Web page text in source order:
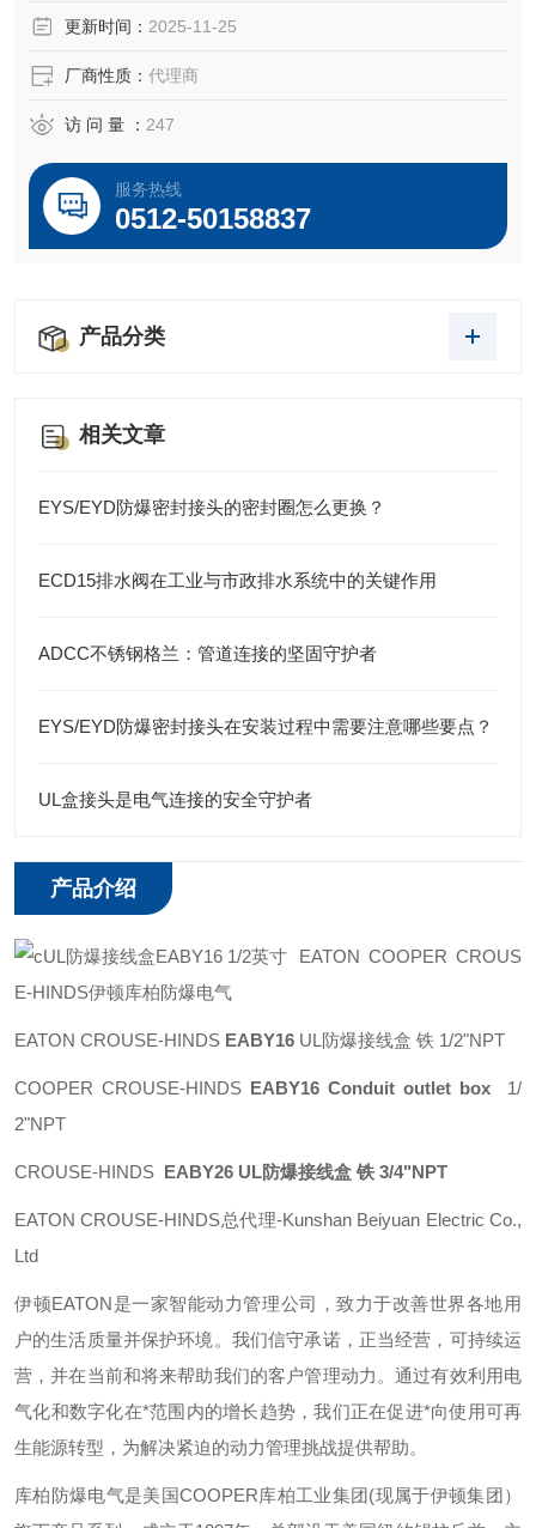
更新时间： 2025-11-25
厂商性质： 代理商
访 问 量 ： 247
服务热线
0512-50158837
产品分类
相关文章
EYS/EYD防爆密封接头的密封圈怎么更换？
ECD15排水阀在工业与市政排水系统中的关键作用
ADCC不锈钢格兰：管道连接的坚固守护者
EYS/EYD防爆密封接头在安装过程中需要注意哪些要点？
UL盒接头是电气连接的安全守护者
产品介绍
EATON COOPER CROUS
E-HINDS伊顿库柏防爆电气
EATON CROUSE-HINDS EABY16 UL防爆接线盒 铁 1/2"NPT
COOPER CROUSE-HINDS EABY16 Conduit outlet box 1/
2"NPT
CROUSE-HINDS EABY26 UL防爆接线盒 铁 3/4"NPT
EATON CROUSE-HINDS总代理-Kunshan Beiyuan Electric Co.,
Ltd
伊顿EATON是一家智能动力管理公司，致力于改善世界各地用
户的生活质量并保护环境。我们信守承诺，正当经营，可持续运
营，并在当前和将来帮助我们的客户管理动力。通过有效利用电
气化和数字化在*范围内的增长趋势，我们正在促进*向使用可再
生能源转型，为解决紧迫的动力管理挑战提供帮助。
库柏防爆电气是美国COOPER库柏工业集团(现属于伊顿集团）